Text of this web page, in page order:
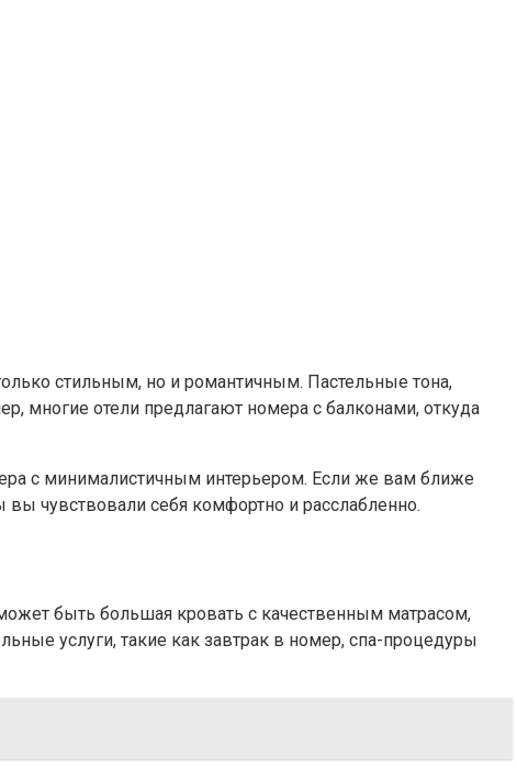
стильным, но и романтичным. Пастельные тона,
многие отели предлагают номера с балконами, откуда
с минималистичным интерьером. Если же вам ближе
чувствовали себя комфортно и расслабленно.
быть большая кровать с качественным матрасом,
услуги, такие как завтрак в номер, спа-процедуры